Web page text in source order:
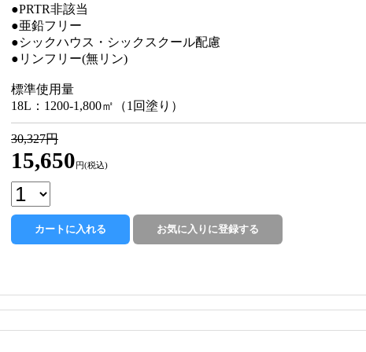
●PRTR非該当
●亜鉛フリー
●シックハウス・シックスクール配慮
●リンフリー(無リン)
標準使用量
18L：1200-1,800㎡（1回塗り）
30,327円
15,650 円(税込)